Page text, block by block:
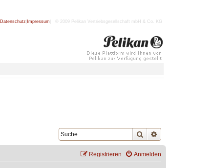
Datenschutz Impressum | © 2009 Pelikan Vertriebsgesellschaft mbH & Co. KG
Suche
Anmelden
Registrieren